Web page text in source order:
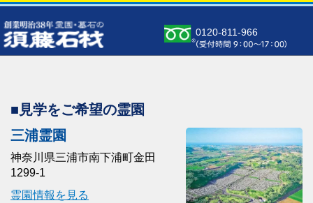
0120-811-966
■見学をご希望の霊園
三浦霊園
神奈川県三浦市南下浦町金田
1299-1
霊園情報を見る